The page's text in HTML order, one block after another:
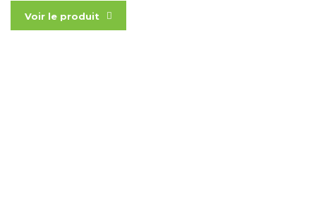
Voir le produit